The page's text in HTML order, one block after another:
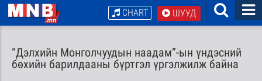
ШУУД
CHART
“Дэлхийн Монголчуудын наадам”-ын үндэсний
бөхийн барилдааны бүртгэл үргэлжилж байна